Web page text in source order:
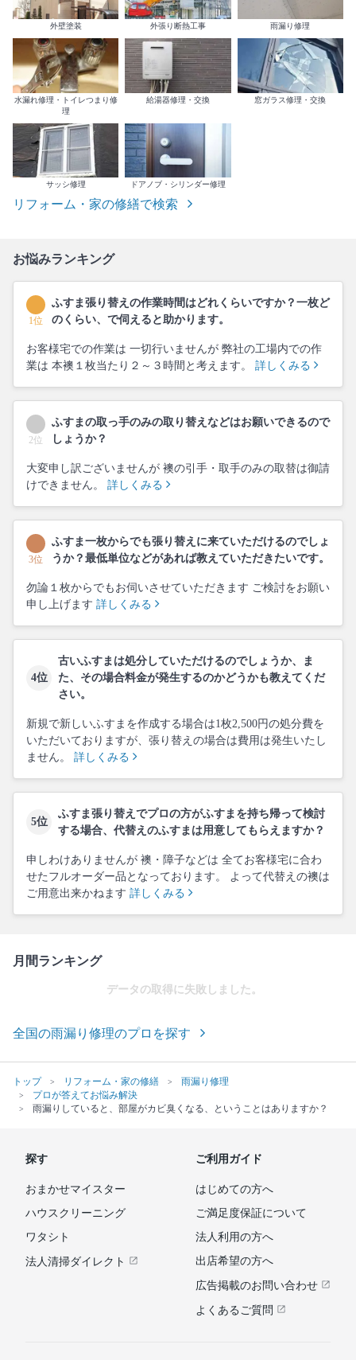
外壁塗装 外張り断熱工事 雨漏り修理
水漏れ修理・トイレつまり修
理
給湯器修理・交換 窓ガラス修理・交換
サッシ修理 ドアノブ・シリンダー修理
リフォーム・家の修繕で検索
お悩みランキング
1位
ふすま張り替えの作業時間はどれくらいですか？一枚ど
のくらい、で伺えると助かります。
お客様宅での作業は 一切行いませんが 弊社の工場内での作
業は 本襖１枚当たり２～３時間と考えます。 詳しくみる
2位
ふすまの取っ手のみの取り替えなどはお願いできるので
しょうか？
大変申し訳ございませんが 襖の引手・取手のみの取替は御請
けできません。 詳しくみる
3位
ふすま一枚からでも張り替えに来ていただけるのでしょ
うか？最低単位などがあれば教えていただきたいです。
勿論１枚からでもお伺いさせていただきます ご検討をお願い
申し上げます 詳しくみる
4位
古いふすまは処分していただけるのでしょうか、ま
た、その場合料金が発生するのかどうかも教えてくだ
さい。
新規で新しいふすまを作成する場合は1枚2,500円の処分費を
いただいておりますが、張り替えの場合は費用は発生いたし
ません。 詳しくみる
5位
ふすま張り替えでプロの方がふすまを持ち帰って検討
する場合、代替えのふすまは用意してもらえますか？
申しわけありませんが 襖・障子などは 全てお客様宅に合わ
せたフルオーダー品となっております。 よって代替えの襖は
ご用意出来かねます 詳しくみる
月間ランキング
データの取得に失敗しました。
全国の雨漏り修理のプロを探す
トップ リフォーム・家の修繕
雨漏り修理
プロが答えてお悩み解決
雨漏りしていると、部屋がカビ臭くなる、ということはありますか？
探す
おまかせマイスター
ハウスクリーニング
ワタシト
法人清掃ダイレクト
ご利用ガイド
はじめての方へ
ご満足度保証について
法人利用の方へ
出店希望の方へ
広告掲載のお問い合わせ
よくあるご質問